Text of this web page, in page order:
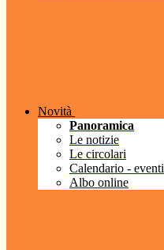
Novità
Panoramica
Le notizie
Le circolari
Calendario - eventi
Albo online